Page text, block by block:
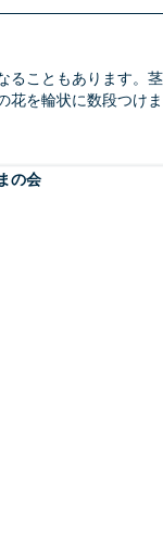
こともあります。
花を輪状に数段つけ
の会